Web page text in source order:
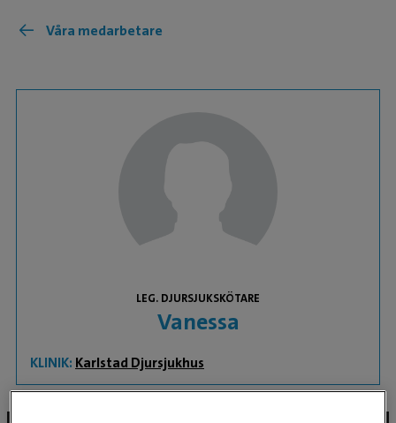
Våra medarbetare
LEG. DJURSJUKSKÖTARE
Vanessa
KLINIK: Karlstad Djursjukhus